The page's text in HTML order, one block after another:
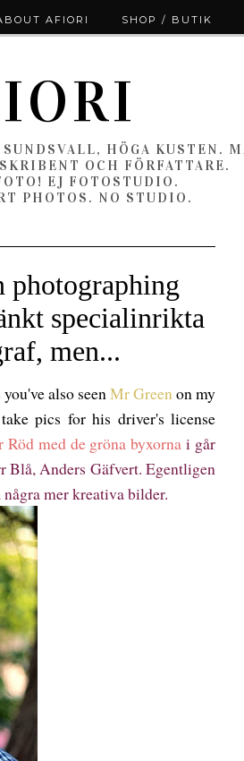
HÖGA KUSTEN.
OCH FÖRFATTARE.
EJ FOTOSTUDIO.
PHOTOS. NO STUDIO.
photographing
specialinrikta
men...
also seenMr Greenon my
pics for his driver's license
Röd med de gröna byxorna i går
Blå, Anders Gäfvert. Egentligen
några mer kreativa bilder.
AFIORI SHOP / BUTIK